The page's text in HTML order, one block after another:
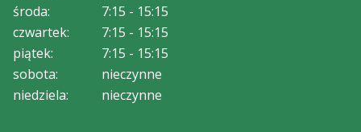
środa:
7:15 - 15:15
czwartek:
7:15 - 15:15
piątek:
7:15 - 15:15
sobota:
nieczynne
niedziela:
nieczynne